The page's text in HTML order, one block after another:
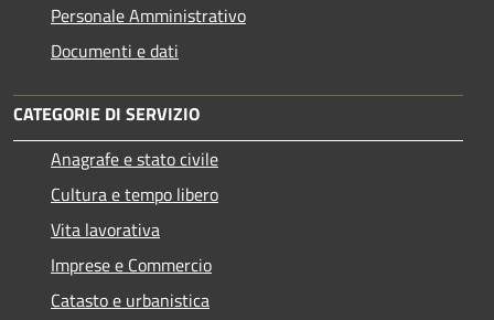
Personale Amministrativo
Documenti e dati
CATEGORIE DI SERVIZIO
Anagrafe e stato civile
Cultura e tempo libero
Vita lavorativa
Imprese e Commercio
Catasto e urbanistica